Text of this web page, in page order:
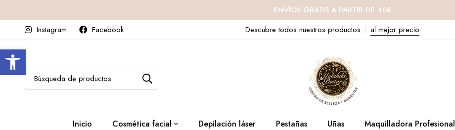
Abrir barra de herramientas
ENVÍOS GRATIS A PARTIR DE 40€
Instagram
Facebook Descubre todos nuestros productos al mejor precio
Inicio Cosmética facial Depilación láser Pestañas Uñas Maquilladora Profesional